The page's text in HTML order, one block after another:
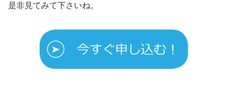
是非見てみて下さいね。